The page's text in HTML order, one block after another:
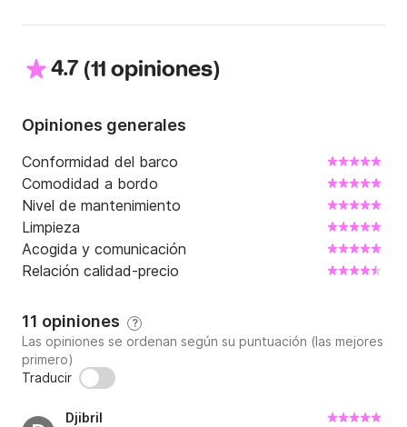
400 € por 1,5 horas
Ven a vivir la aventura y disfruta de este momento
único a bordo de nuestro barco ultracómodo.
Atentamente,
4.7 (11 opiniones)
Opiniones generales
Conformidad del barco
Comodidad a bordo
Nivel de mantenimiento
Limpieza
Acogida y comunicación
Relación calidad-precio
11 opiniones ?
Las opiniones se ordenan según su puntuación (las mejores
primero)
Traducir
Djibril